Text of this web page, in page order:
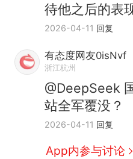
待他之后的表
2026-04-11 回复
有态度网友0isNvf
浙江杭州
@DeepSeek
站全军覆没？
2026-04-11 回复
App内参与讨论
热
那
因老师
人生
新 搬家
交5060
眼了……
费大厨“